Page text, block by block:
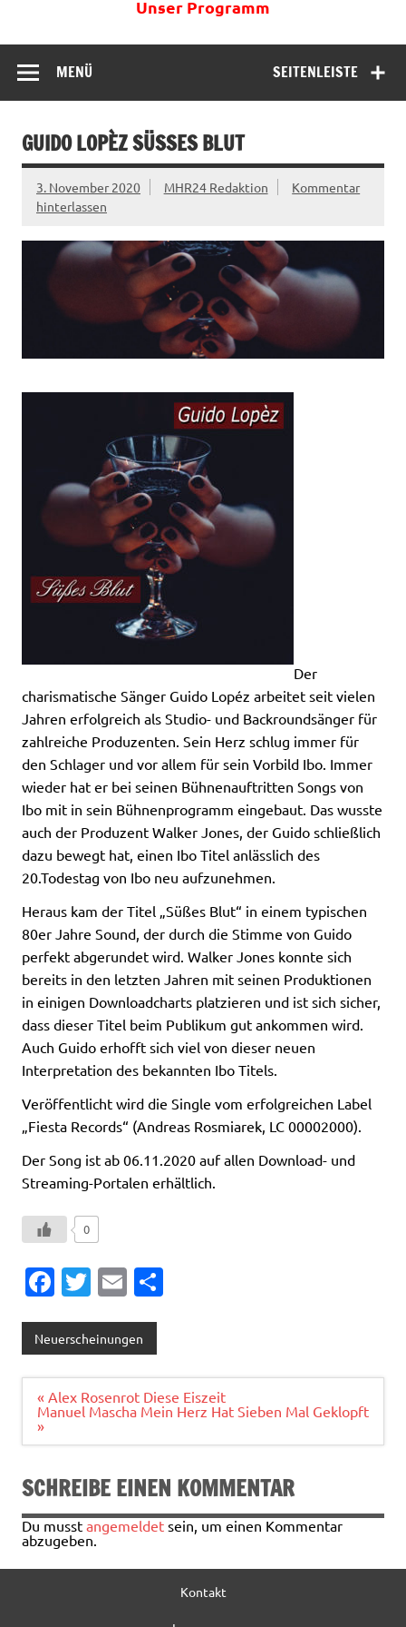
Unser Programm
SEITENLEISTE
MENÜ
GUIDO LOPÈZ SÜSSES BLUT
3. November 2020 MHR24 Redaktion
Kommentar
hinterlassen
Der
charismatische Sänger Guido Lopéz arbeitet seit vielen
Jahren erfolgreich als Studio- und Backroundsänger für
zahlreiche Produzenten. Sein Herz schlug immer für
den Schlager und vor allem für sein Vorbild Ibo. Immer
wieder hat er bei seinen Bühnenauftritten Songs von
Ibo mit in sein Bühnenprogramm eingebaut. Das wusste
auch der Produzent Walker Jones, der Guido schließlich
dazu bewegt hat, einen Ibo Titel anlässlich des
20.Todestag von Ibo neu aufzunehmen.
Heraus kam der Titel „Süßes Blut“ in einem typischen
80er Jahre Sound, der durch die Stimme von Guido
perfekt abgerundet wird. Walker Jones konnte sich
bereits in den letzten Jahren mit seinen Produktionen
in einigen Downloadcharts platzieren und ist sich sicher,
dass dieser Titel beim Publikum gut ankommen wird.
Auch Guido erhofft sich viel von dieser neuen
Interpretation des bekannten Ibo Titels.
Veröffentlicht wird die Single vom erfolgreichen Label
„Fiesta Records“ (Andreas Rosmiarek, LC 00002000).
Der Song ist ab 06.11.2020 auf allen Download- und
Streaming-Portalen erhältlich.
0
Fa
e
b
o
o
k
T
it
te
r
E
ai
l
n
Neuerscheinungen
Beitragsnavigation
« Alex Rosenrot Diese Eiszeit
Manuel Mascha Mein Herz Hat Sieben Mal Geklopft
»
SCHREIBE EINEN KOMMENTAR
Du musst angemeldet sein, um einen Kommentar
abzugeben.
Kontakt